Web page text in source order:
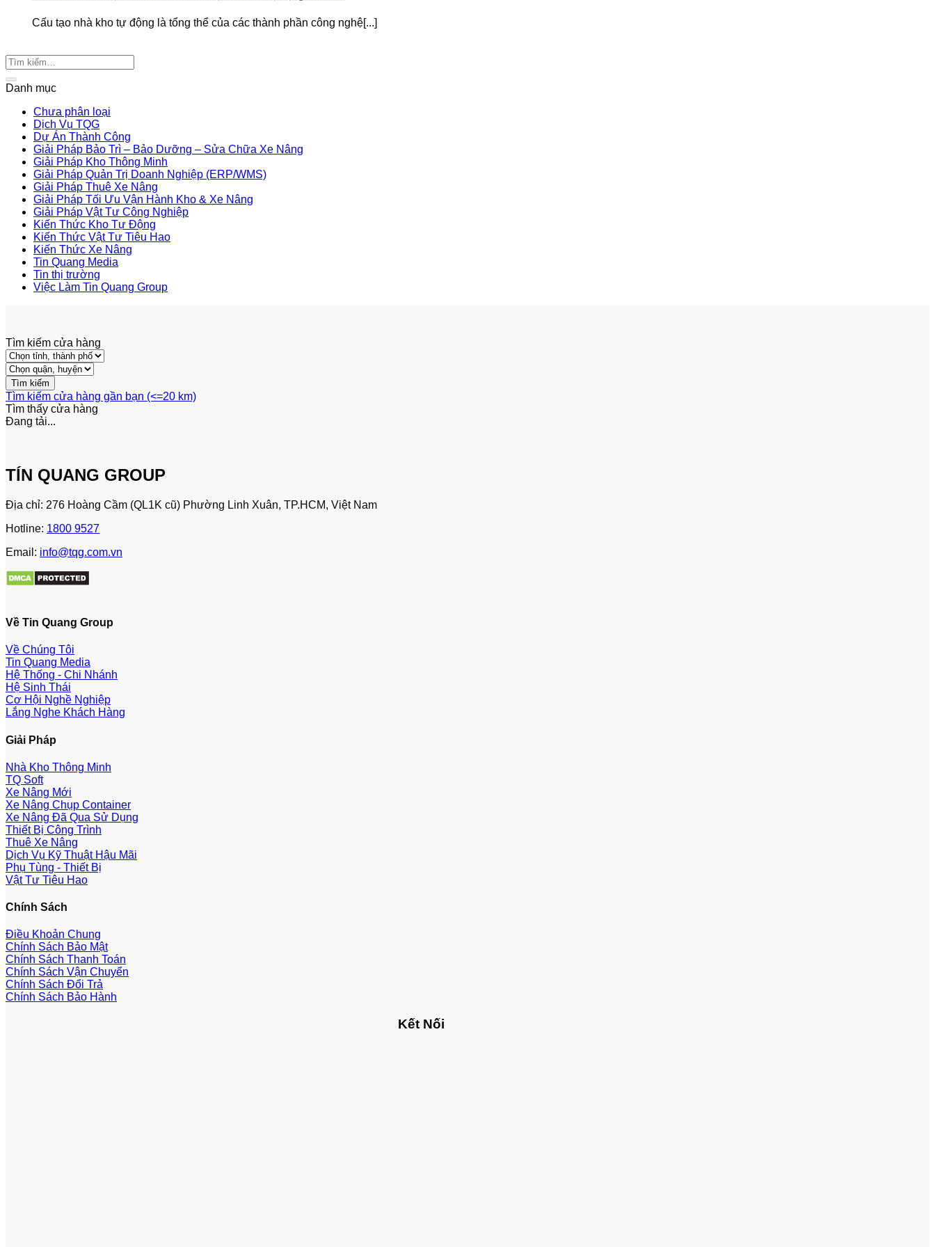
Cấu tạo nhà kho tự động là tổng thể của các thành phần công nghệ[...]
Danh mục
Chưa phân loại
Dịch Vụ TQG
Dự Án Thành Công
Giải Pháp Bảo Trì – Bảo Dưỡng – Sửa Chữa Xe Nâng
Giải Pháp Kho Thông Minh
Giải Pháp Quản Trị Doanh Nghiệp (ERP/WMS)
Giải Pháp Thuê Xe Nâng
Giải Pháp Tối Ưu Vận Hành Kho & Xe Nâng
Giải Pháp Vật Tư Công Nghiệp
Kiến Thức Kho Tự Động
Kiến Thức Vật Tư Tiêu Hao
Kiến Thức Xe Nâng
Tin Quang Media
Tin thị trường
Việc Làm Tin Quang Group
Tìm kiếm cửa hàng
Tìm kiếm cửa hàng gần bạn (<=20 km)
Tìm thấy cửa hàng
Đang tải...
TÍN QUANG GROUP
Địa chỉ: 276 Hoàng Cầm (QL1K cũ) Phường Linh Xuân, TP.HCM, Việt Nam
Hotline: 1800 9527
Email: info@tqg.com.vn
Về Tin Quang Group
Về Chúng Tôi
Tin Quang Media
Hệ Thống - Chi Nhánh
Hệ Sinh Thái
Cơ Hội Nghề Nghiệp
Lắng Nghe Khách Hàng
Giải Pháp
Nhà Kho Thông Minh
TQ Soft
Xe Nâng Mới
Xe Nâng Chụp Container
Xe Nâng Đã Qua Sử Dụng
Thiết Bị Công Trình
Thuê Xe Nâng
Dịch Vụ Kỹ Thuật Hậu Mãi
Phụ Tùng - Thiết Bị
Vật Tư Tiêu Hao
Chính Sách
Điều Khoản Chung
Chính Sách Bảo Mật
Chính Sách Thanh Toán
Chính Sách Vận Chuyển
Chính Sách Đổi Trả
Chính Sách Bảo Hành
Kết Nối